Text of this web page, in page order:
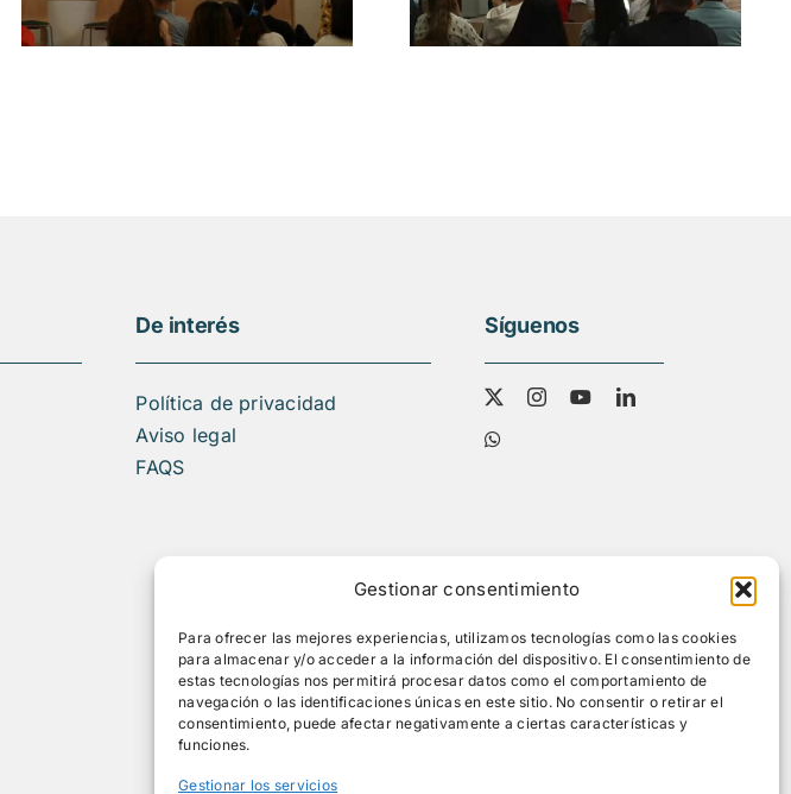
Gestionar consentimiento
Para ofrecer las mejores experiencias, utilizamos tecnologías como las cookies
para almacenar y/o acceder a la información del dispositivo. El consentimiento de
estas tecnologías nos permitirá procesar datos como el comportamiento de
navegación o las identificaciones únicas en este sitio. No consentir o retirar el
consentimiento, puede afectar negativamente a ciertas características y
funciones.
Gestionar los servicios
De interés
Política de privacidad
Aviso legal
FAQS
Síguenos